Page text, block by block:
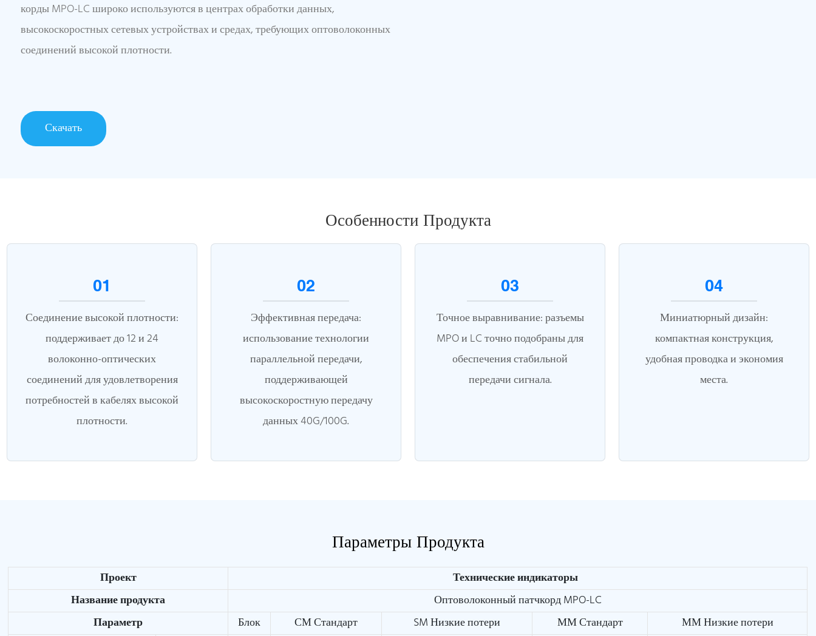
корды MPO-LC широко используются в центрах обработки данных,
высокоскоростных сетевых устройствах и средах, требующих оптоволоконных
соединений высокой плотности.
Скачать
Особенности Продукта
01
Соединение высокой плотности:
поддерживает до 12 и 24
волоконно-оптических
соединений для удовлетворения
потребностей в кабелях высокой
плотности.
02
Эффективная передача:
использование технологии
параллельной передачи,
поддерживающей
высокоскоростную передачу
данных 40G/100G.
03
Точное выравнивание: разъемы
MPO и LC точно подобраны для
обеспечения стабильной
передачи сигнала.
04
Миниатюрный дизайн:
компактная конструкция,
удобная проводка и экономия
места.
Параметры Продукта
Проект
Технические индикаторы
Название продукта
Оптоволоконный патчкорд MPO-LC
Параметр
Блок СМ Стандарт SM Низкие потери ММ Стандарт
ММ Низкие потери